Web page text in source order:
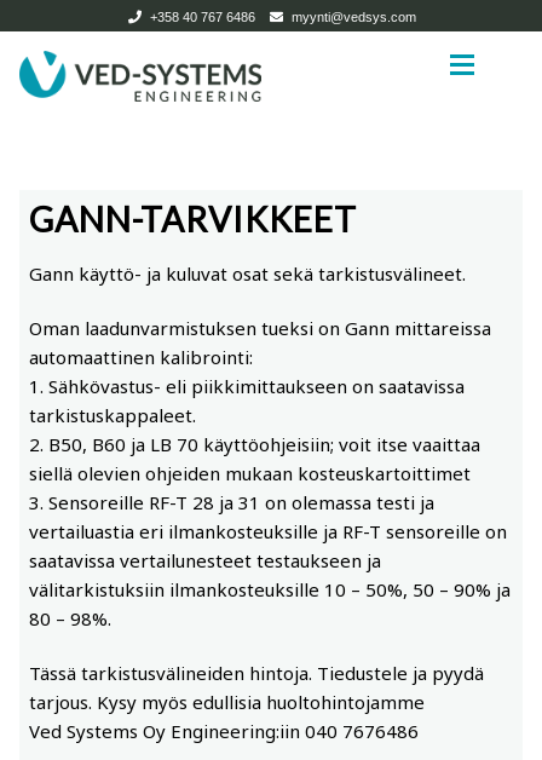
+358 40 767 6486 myynti@vedsys.com
Siirry
navigointiin
Siirry
sisältöön
Tuotteet
Kuivaamot
Puutavarakuivaamot ja biomassakuivaamot
Pienkuivaamot
Käytetyt kuivaamot
Kuivaamotarvikkeet
Kuivauksen ohjaus
Mittarit
Kosteusmittarit bioenergia – vesipitoisuus
Tuotteet
Kuivaamot
Mittareiden mittapäät ja tarvikkeet
Gann-tarvikkeet
Logca Atso -tarvikkeet
Trotec-tarvikkeet
Schaller-tarvikkeet
Merlin-tarvikkeet
GANN-TARVIKKEET
Gann käyttö- ja kuluvat osat sekä tarkistusvälineet.
Oman laadunvarmistuksen tueksi on Gann mittareissa
automaattinen kalibrointi:
1. Sähkövastus- eli piikkimittaukseen on saatavissa
tarkistuskappaleet.
2. B50, B60 ja LB 70 käyttöohjeisiin; voit itse vaaittaa
siellä olevien ohjeiden mukaan kosteuskartoittimet
3. Sensoreille RF-T 28 ja 31 on olemassa testi ja
vertailuastia eri ilmankosteuksille ja RF-T sensoreille on
saatavissa vertailunesteet testaukseen ja
välitarkistuksiin ilmankosteuksille 10 – 50%, 50 – 90% ja
80 – 98%.
Tässä tarkistusvälineiden hintoja. Tiedustele ja pyydä
tarjous. Kysy myös edullisia huoltohintojamme
Ved Systems Oy Engineering:iin 040 7676486